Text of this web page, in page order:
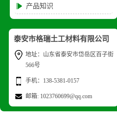
产品知识
泰安市格瑞土工材料有限公司
地址：山东省泰安市岱岳区百子街
566号
手机：138-5381-0157
邮箱: 1023760699@qq.com